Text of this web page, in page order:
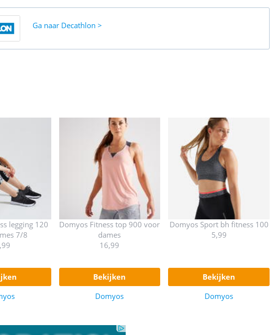
Ga naar Decathlon
legging 120
7/8
Domyos Fitness top 900 voor
dames
16,99
bekijken
Domyos
Domyos Sport bh fitness 100
5,99
bekijken
Domyos